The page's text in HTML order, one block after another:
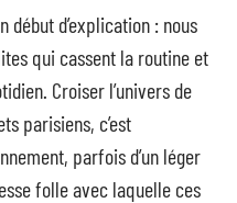
début d’explication : nous
qui cassent la routine et
Croiser l’univers de
parisiens, c’est
parfois d’un léger
folle avec laquelle ces